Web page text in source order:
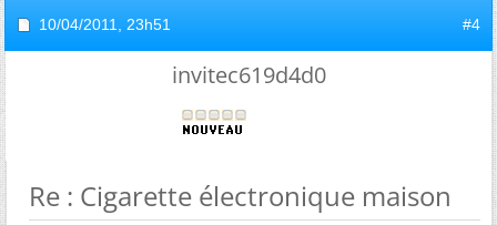
10/04/2011, 23h51 #4
invitec619d4d0
Re : Cigarette électronique maison